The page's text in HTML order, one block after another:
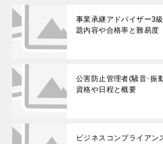
事業承継アドバイザー3
題内容や合格率と難易度
公害防止管理者(騒音･振
資格や日程と概要
ビジネスコンプライアン